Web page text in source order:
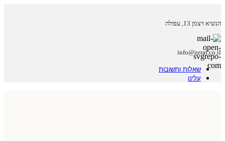
הנשיא ויצמן 13, עפולה
info@zeraf.co.il
שאלות ותשובות
עלינו